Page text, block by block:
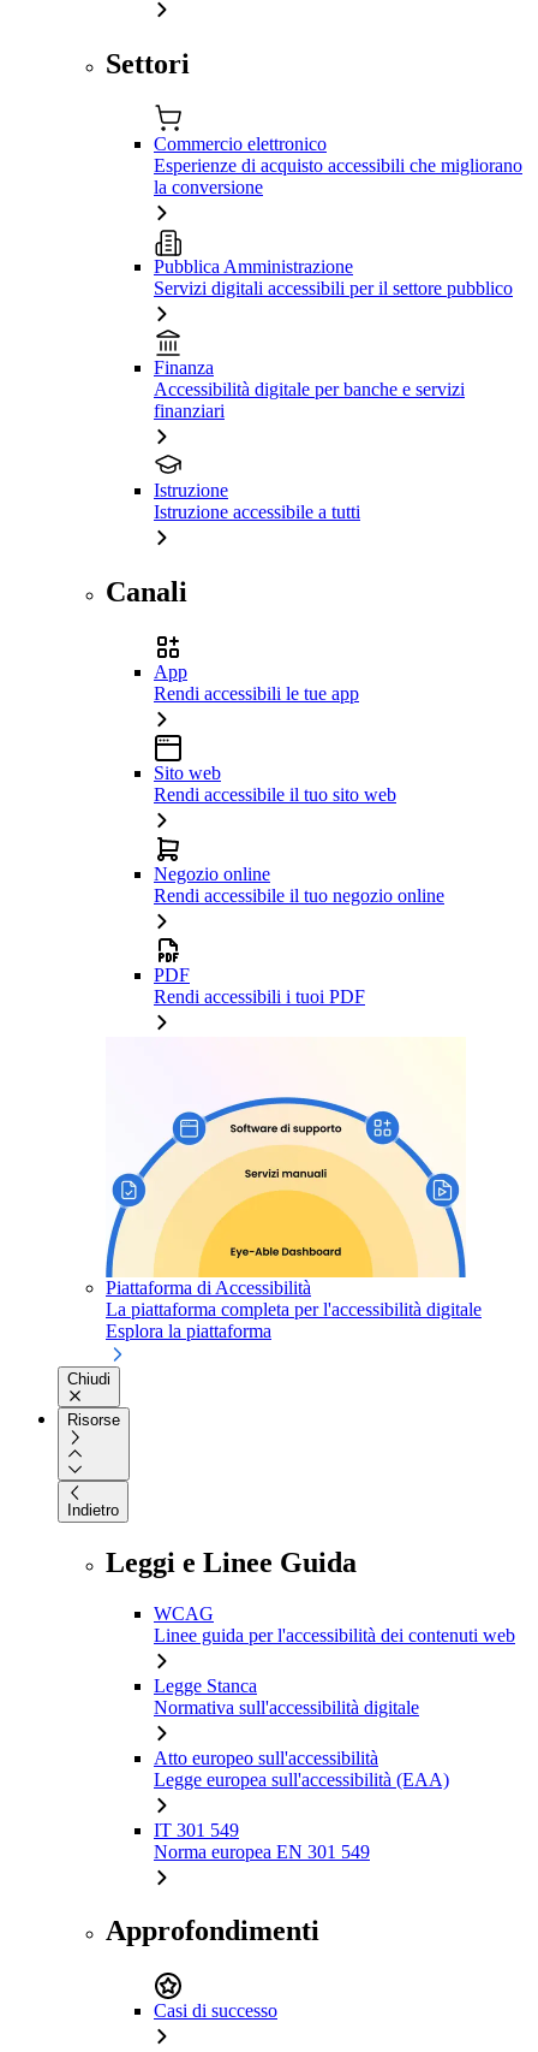
Settori
Commercio elettronico
Esperienze di acquisto accessibili che migliorano
la conversione
Pubblica Amministrazione
Servizi digitali accessibili per il settore pubblico
Finanza
Accessibilità digitale per banche e servizi
finanziari
Istruzione
Istruzione accessibile a tutti
Canali
App
Rendi accessibili le tue app
Sito web
Rendi accessibile il tuo sito web
Negozio online
Rendi accessibile il tuo negozio online
PDF
Rendi accessibili i tuoi PDF
Piattaforma di Accessibilità
La piattaforma completa per l'accessibilità digitale
Esplora la piattaforma
Chiudi
Risorse
Indietro
Leggi e Linee Guida
WCAG
Linee guida per l'accessibilità dei contenuti web
Legge Stanca
Normativa sull'accessibilità digitale
Atto europeo sull'accessibilità
Legge europea sull'accessibilità (EAA)
IT 301 549
Norma europea EN 301 549
Approfondimenti
Casi di successo